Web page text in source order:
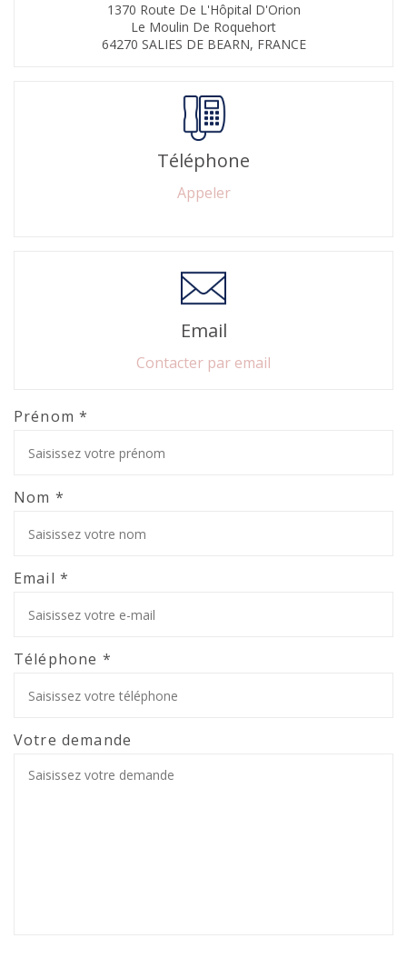
1370 Route De L'Hôpital D'Orion
Le Moulin De Roquehort
64270 SALIES DE BEARN, FRANCE
Téléphone
Appeler
Email
Contacter par email
Prénom *
Nom *
Email *
Téléphone *
Votre demande